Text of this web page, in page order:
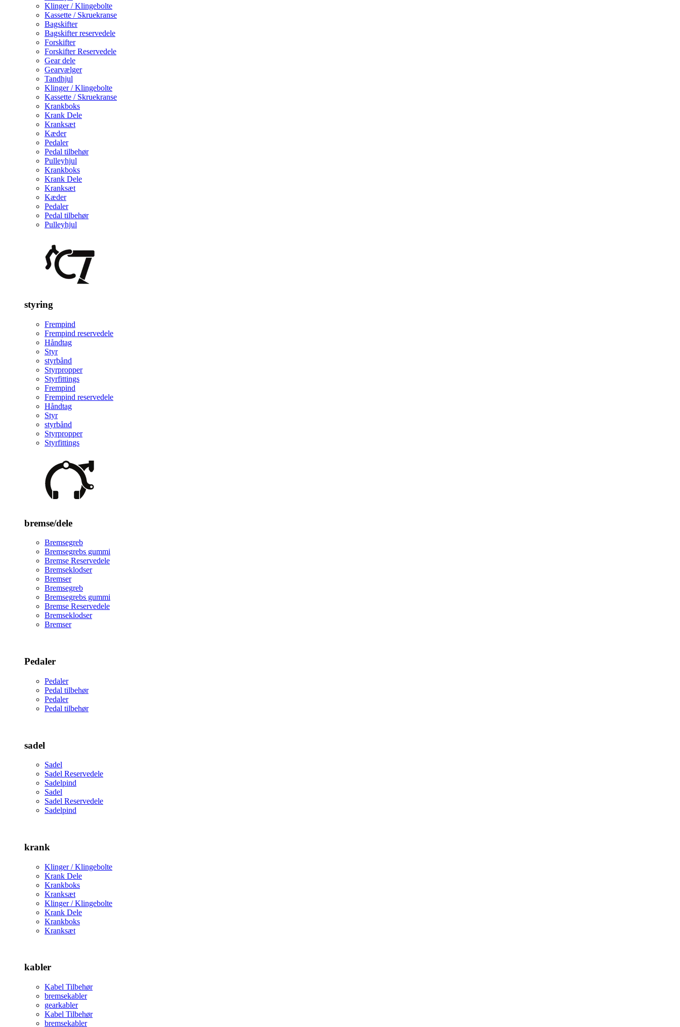
Klinger / Klingebolte
Kassette / Skruekranse
Bagskifter
Bagskifter reservedele
Forskifter
Forskifter Reservedele
Gear dele
Gearvælger
Tandhjul
Klinger / Klingebolte
Kassette / Skruekranse
Krankboks
Krank Dele
Kranksæt
Kæder
Pedaler
Pedal tilbehør
Pulleyhjul
Krankboks
Krank Dele
Kranksæt
Kæder
Pedaler
Pedal tilbehør
Pulleyhjul
styring
Frempind
Frempind reservedele
Håndtag
Styr
styrbånd
Styrpropper
Styrfittings
Frempind
Frempind reservedele
Håndtag
Styr
styrbånd
Styrpropper
Styrfittings
bremse/dele
Bremsegreb
Bremsegrebs gummi
Bremse Reservedele
Bremseklodser
Bremser
Bremsegreb
Bremsegrebs gummi
Bremse Reservedele
Bremseklodser
Bremser
Pedaler
Pedaler
Pedal tilbehør
Pedaler
Pedal tilbehør
sadel
Sadel
Sadel Reservedele
Sadelpind
Sadel
Sadel Reservedele
Sadelpind
krank
Klinger / Klingebolte
Krank Dele
Krankboks
Kranksæt
Klinger / Klingebolte
Krank Dele
Krankboks
Kranksæt
kabler
Kabel Tilbehør
bremsekabler
gearkabler
Kabel Tilbehør
bremsekabler